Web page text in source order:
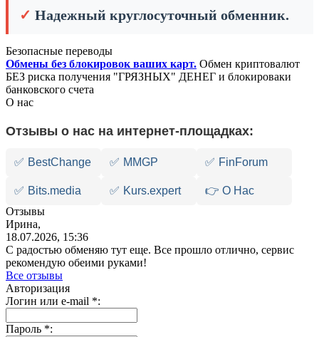
✓ Надежный круглосуточный обменник.
Безопасные переводы
Обмены без блокировок ваших карт. Обмен криптовалют
БЕЗ риска получения "ГРЯЗНЫХ" ДЕНЕГ и блокироваки
банковского счета
О нас
Отзывы о нас на интернет-площадках:
✅ BestChange ✅ MMGP ✅ FinForum
✅ Bits.media ✅ Kurs.expert
👉 О Нас
Отзывы
Ирина,
18.07.2026, 15:36
С радостью обменяю тут еще. Все прошло отлично, сервис
рекомендую обеими руками!
Все отзывы
Авторизация
Логин или e-mail *:
Пароль *: